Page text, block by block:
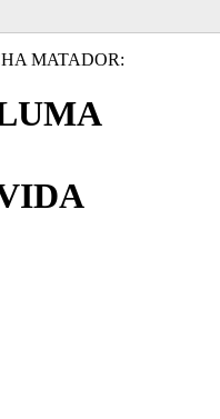
MATADOR: